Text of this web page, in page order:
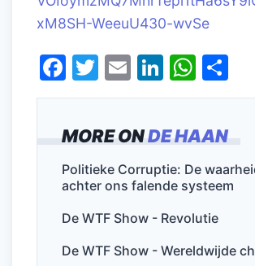
MORE ONDE HAAN
Politieke Corruptie: De
achter ons falende systeem
De WTF Show - Revolutie
De WTF Show - Wereldwijde
xM8SH-WeeuU430-wvSe
F
a
e
b
o
o
k
T
w
er
E
m
l
Li
n
e
dI
n
W
h
s
A
p
p
el